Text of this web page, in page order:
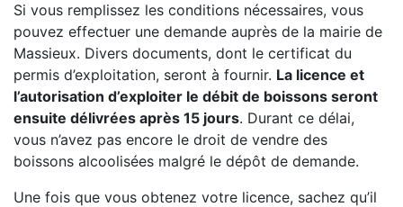
Si vous remplissez les conditions nécessaires, vous
pouvez effectuer une demande auprès de la mairie de
Massieux. Divers documents, dont le certificat du
permis d’exploitation, seront à fournir. La licence et
l’autorisation d’exploiter le débit de boissons seront
ensuite délivrées après 15 jours. Durant ce délai,
vous n’avez pas encore le droit de vendre des
boissons alcoolisées malgré le dépôt de demande.
Une fois que vous obtenez votre licence, sachez qu’il